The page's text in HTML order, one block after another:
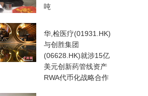
吨
华,检医疗(01931.HK)
与创胜集团
(06628.HK)就涉15亿
美元创新药管线资产
RWA代币化战略合作